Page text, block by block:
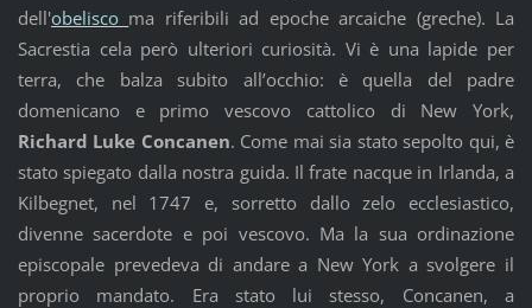
dell'obelisco ma riferibili ad epoche arcaiche (greche). La
Sacrestia cela però ulteriori curiosità. Vi è una lapide per
terra, che balza subito all’occhio: è quella del padre
domenicano e primo vescovo cattolico di New York,
Richard Luke Concanen. Come mai sia stato sepolto qui, è
stato spiegato dalla nostra guida. Il frate nacque in Irlanda, a
Kilbegnet, nel 1747 e, sorretto dallo zelo ecclesiastico,
divenne sacerdote e poi vescovo. Ma la sua ordinazione
episcopale prevedeva di andare a New York a svolgere il
proprio mandato. Era stato lui stesso, Concanen, a